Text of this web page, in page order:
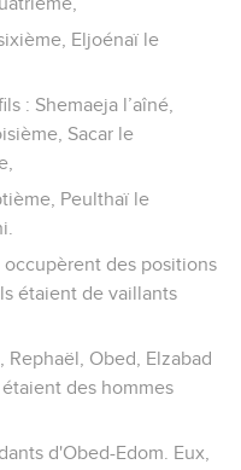
Eljoénaï le
: Shemaeja l’aîné,
Sacar le
Peulthaï le
occupèrent des positions
étaient de vaillants
Obed, Elzabad
des hommes
d'Obed-Edom. Eux,